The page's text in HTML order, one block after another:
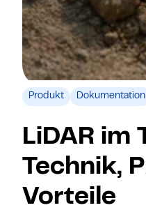
Produkt Dokumentation
LiDAR im
Technik,
Vorteile